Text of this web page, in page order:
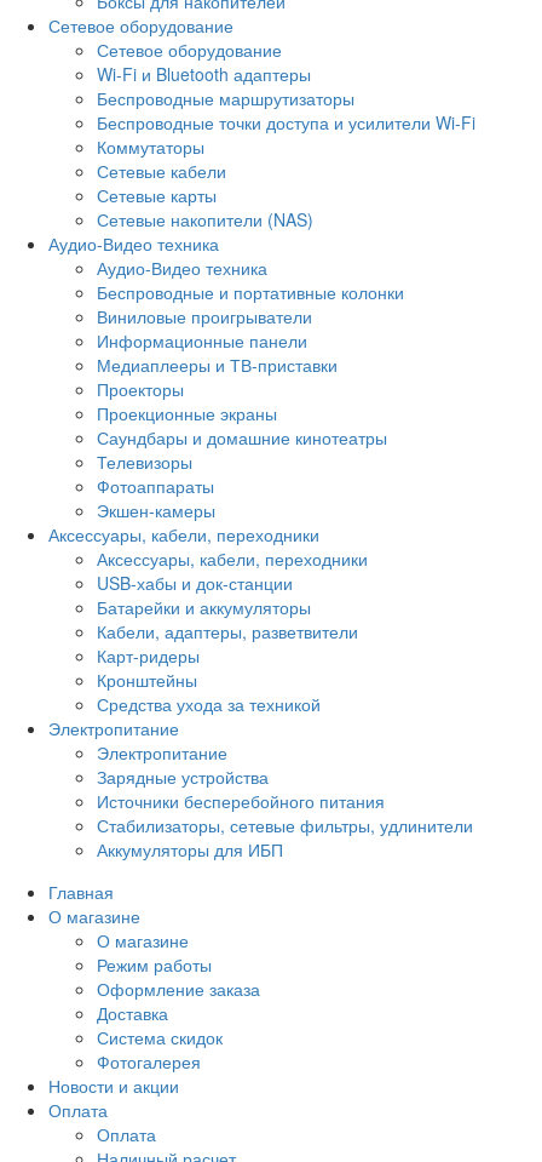
Сетевое оборудование
Сетевое оборудование
Wi-Fi и Bluetooth адаптеры
Беспроводные маршрутизаторы
Беспроводные точки доступа и усилители Wi-Fi
Коммутаторы
Сетевые кабели
Сетевые карты
Сетевые накопители (NAS)
Аудио-Видео техника
Аудио-Видео техника
Беспроводные и портативные колонки
Виниловые проигрыватели
Информационные панели
Медиаплееры и ТВ-приставки
Проекторы
Проекционные экраны
Саундбары и домашние кинотеатры
Телевизоры
Фотоаппараты
Экшен-камеры
Аксессуары, кабели, переходники
Аксессуары, кабели, переходники
USB-хабы и док-станции
Батарейки и аккумуляторы
Кабели, адаптеры, разветвители
Карт-ридеры
Кронштейны
Средства ухода за техникой
Электропитание
Электропитание
Зарядные устройства
Источники бесперебойного питания
Стабилизаторы, сетевые фильтры, удлинители
Аккумуляторы для ИБП
Главная
О магазине
О магазине
Режим работы
Оформление заказа
Доставка
Система скидок
Фотогалерея
Новости и акции
Оплата
Оплата